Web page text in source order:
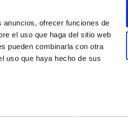
ofrecer funciones de
el uso que haga del sitio web
pueden combinarla con otra
uso que haya hecho de sus
SEGUEIX-NOS